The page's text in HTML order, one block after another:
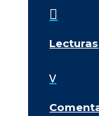

Lecturas
v